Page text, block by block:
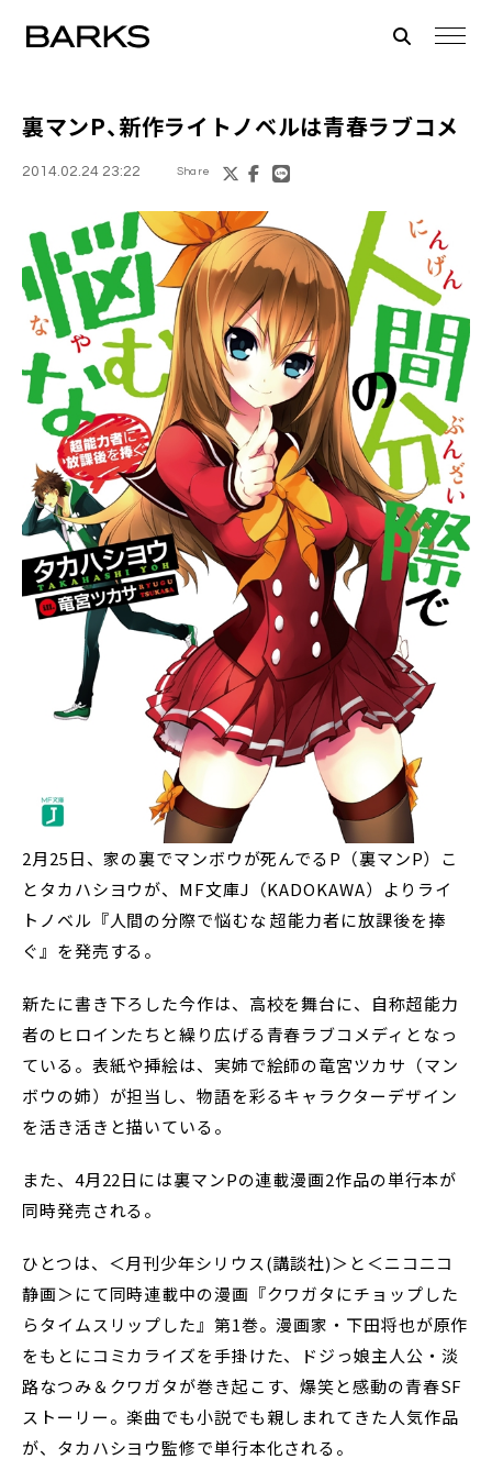
裏マンP、新作ライトノベルは青春ラブコメ
2014.02.24 23:22 Share
2月25日、家の裏でマンボウが死んでるP（裏マンP）こ
とタカハシヨウが、MF文庫J（KADOKAWA）よりライ
トノベル『人間の分際で悩むな 超能力者に放課後を捧
ぐ』を発売する。
新たに書き下ろした今作は、高校を舞台に、自称超能力
者のヒロインたちと繰り広げる青春ラブコメディとなっ
ている。表紙や挿絵は、実姉で絵師の竜宮ツカサ（マン
ボウの姉）が担当し、物語を彩るキャラクターデザイン
を活き活きと描いている。
また、4月22日には裏マンPの連載漫画2作品の単行本が
同時発売される。
ひとつは、＜月刊少年シリウス(講談社)＞と＜ニコニコ
静画＞にて同時連載中の漫画『クワガタにチョップした
らタイムスリップした』第1巻。漫画家・下田将也が原作
をもとにコミカライズを手掛けた、ドジっ娘主人公・淡
路なつみ＆クワガタが巻き起こす、爆笑と感動の青春SF
ストーリー。楽曲でも小説でも親しまれてきた人気作品
が、タカハシヨウ監修で単行本化される。